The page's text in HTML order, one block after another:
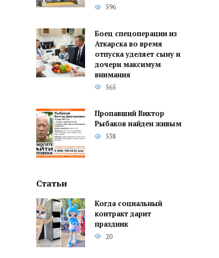
596
Боец спецоперации из
Аткарска во время
отпуска уделяет сыну и
дочери максимум
внимания
565
Пропавший Виктор
Рыбаков найден живым
538
Статьи
Когда социальный
контракт дарит
праздник
20